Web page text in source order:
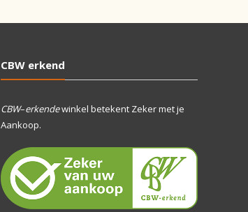
CBW erkend
CBW–erkendewinkel betekent Zeker met je
Aankoop.